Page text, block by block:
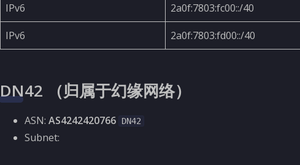
IPv6 2a0f:7803:fc00::/40
IPv6 2a0f:7803:fd00::/40
DN42 （归属于幻缘网络）
ASN: AS4242420766 DN42
Subnet: